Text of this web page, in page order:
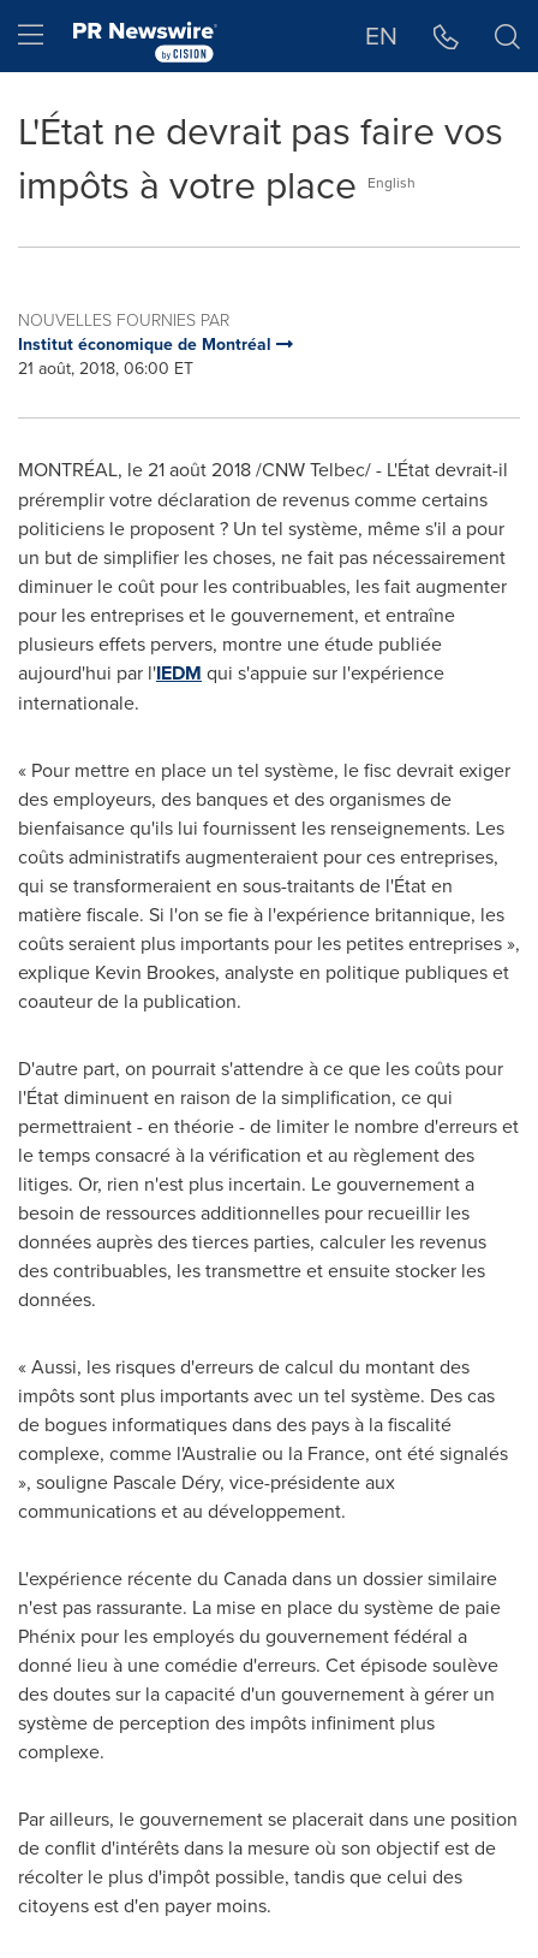
Hamburger menu EN
L'État ne devrait pas faire vos
impôts à votre place
English
NOUVELLES FOURNIES PAR
Institut économique de Montréal
21 août, 2018, 06:00 ET
MONTRÉAL, le 21 août 2018 /CNW Telbec/ - L'État devrait-il
préremplir votre déclaration de revenus comme certains
politiciens le proposent ? Un tel système, même s'il a pour
un but de simplifier les choses, ne fait pas nécessairement
diminuer le coût pour les contribuables, les fait augmenter
pour les entreprises et le gouvernement, et entraîne
plusieurs effets pervers, montre une étude publiée
aujourd'hui par l'IEDM qui s'appuie sur l'expérience
internationale.
« Pour mettre en place un tel système, le fisc devrait exiger
des employeurs, des banques et des organismes de
bienfaisance qu'ils lui fournissent les renseignements. Les
coûts administratifs augmenteraient pour ces entreprises,
qui se transformeraient en sous-traitants de l'État en
matière fiscale. Si l'on se fie à l'expérience britannique, les
coûts seraient plus importants pour les petites entreprises »,
explique Kevin Brookes, analyste en politique publiques et
coauteur de la publication.
D'autre part, on pourrait s'attendre à ce que les coûts pour
l'État diminuent en raison de la simplification, ce qui
permettraient - en théorie - de limiter le nombre d'erreurs et
le temps consacré à la vérification et au règlement des
litiges. Or, rien n'est plus incertain. Le gouvernement a
besoin de ressources additionnelles pour recueillir les
données auprès des tierces parties, calculer les revenus
des contribuables, les transmettre et ensuite stocker les
données.
« Aussi, les risques d'erreurs de calcul du montant des
impôts sont plus importants avec un tel système. Des cas
de bogues informatiques dans des pays à la fiscalité
complexe, comme l'Australie ou la France, ont été signalés
», souligne Pascale Déry, vice-présidente aux
communications et au développement.
L'expérience récente du Canadadans un dossier similaire
n'est pas rassurante. La mise en place du système de paie
Phénix pour les employés du gouvernement fédéral a
donné lieu à une comédie d'erreurs. Cet épisode soulève
des doutes sur la capacité d'un gouvernement à gérer un
système de perception des impôts infiniment plus
complexe.
Par ailleurs, le gouvernement se placerait dans une position
de conflit d'intérêts dans la mesure où son objectif est de
récolter le plus d'impôt possible, tandis que celui des
citoyens est d'en payer moins.